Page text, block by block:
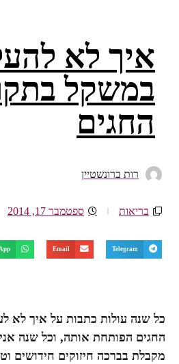
איך לא
במשקל
החגים
רות ברונשטיין
בריאות ספטמבר 17, 2014
Telegram
Email
כל שנה עולות כתבות על איך לא
החגים הפותחת אותה, וכל שנה
מקבלת בברכה חיזוקים חידושים